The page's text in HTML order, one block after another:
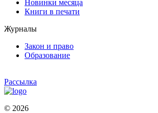
Новинки месяца
Книги в печати
Журналы
Закон и право
Образование
Рассылка
© 2026